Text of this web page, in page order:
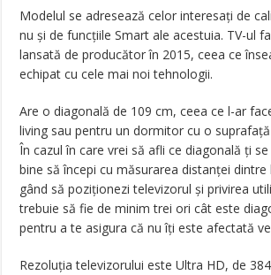
Modelul se adresează celor interesați de
nu și de funcțiile Smart ale acestuia. TV-ul
lansată de producător în 2015, ceea ce
echipat cu cele mai noi tehnologii.
Are o diagonală de 109 cm, ceea ce l-ar
living sau pentru un dormitor cu o
În cazul în care vrei să afli ce diagonală ți
bine să începi cu măsurarea distanței dintre
gând să poziționezi televizorul și privirea
trebuie să fie de minim trei ori cât este
pentru a te asigura că nu îți este afectată
Rezoluția televizorului este Ultra HD, de